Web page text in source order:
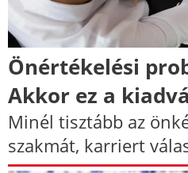
Önértékelési
Akkor ez a
Minél tisztább az
szakmát, karriert